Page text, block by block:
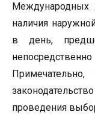
Международных
наличия
в день,
проведения